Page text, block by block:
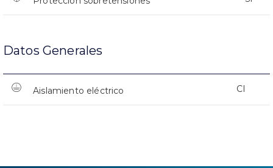
Datos Generales
Aislamiento eléctrico CI